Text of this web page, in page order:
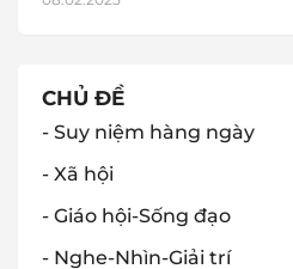
CHỦ ĐỀ
- Suy niệm hàng ngày
- Xã hội
- Giáo hội-Sống đạo
- Nghe-Nhìn-Giải trí